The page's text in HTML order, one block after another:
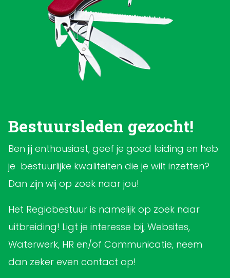
Bestuursleden gezocht!
Ben jij enthousiast, geef je goed leiding en heb
je bestuurlijke kwaliteiten die je wilt inzetten?
Dan zijn wij op zoek naar jou!
Het Regiobestuur is namelijk op zoek naar
uitbreiding! Ligt je interesse bij, Websites,
Waterwerk, HR en/of Communicatie, neem
dan zeker even contact op!